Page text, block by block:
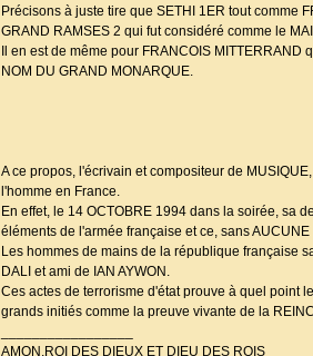
Précisons à juste tire que SETHI 1ER tout comme
GRAND RAMSES 2 qui fut considéré comme le
Il en est de même pour FRANCOIS
NOM DU GRAND MONARQUE.
A ce propos, l'écrivain et compositeur de
l'homme en France.
En effet, le 14 OCTOBRE 1994 dans la soirée, sa
éléments de l'armée française et ce, sans AUCUNE
Les hommes de mains de la république française
DALI et ami de IAN AYWON.
Ces actes de terrorisme d'état prouve à quel point
grands initiés comme la preuve vivante de la
AMON,ROI DES DIEUX ET DIEU DES ROIS